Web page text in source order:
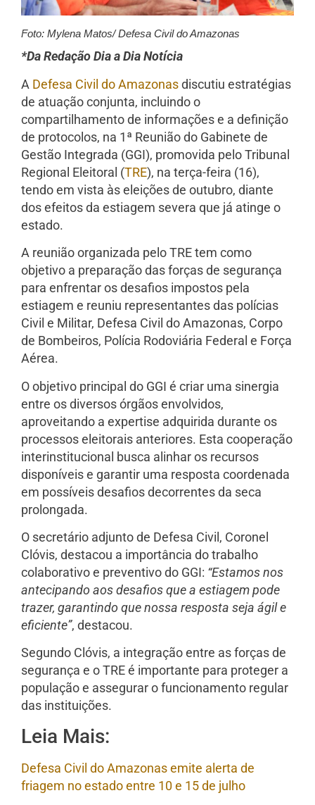
Foto: Mylena Matos/ Defesa Civil do Amazonas
*Da Redação Dia a Dia Notícia
A Defesa Civil do Amazonasdiscutiu estratégias
de atuação conjunta, incluindo o
compartilhamento de informações e a definição
de protocolos, na 1ª Reunião do Gabinete de
Gestão Integrada (GGI), promovida pelo Tribunal
Regional Eleitoral (TRE), na terça-feira (16),
tendo em vista às eleições de outubro, diante
dos efeitos da estiagem severa que já atinge o
estado.
A reunião organizada pelo TRE tem como
objetivo a preparação das forças de segurança
para enfrentar os desafios impostos pela
estiagem e reuniu representantes das polícias
Civil e Militar, Defesa Civil do Amazonas, Corpo
de Bombeiros, Polícia Rodoviária Federal e Força
Aérea.
O objetivo principal do GGI é criar uma sinergia
entre os diversos órgãos envolvidos,
aproveitando a expertise adquirida durante os
processos eleitorais anteriores. Esta cooperação
interinstitucional busca alinhar os recursos
disponíveis e garantir uma resposta coordenada
em possíveis desafios decorrentes da seca
prolongada.
O secretário adjunto de Defesa Civil, Coronel
Clóvis, destacou a importância do trabalho
colaborativo e preventivo do GGI: “Estamos nos
antecipando aos desafios que a estiagem pode
trazer, garantindo que nossa resposta seja ágil e
eficiente”, destacou.
Segundo Clóvis, a integração entre as forças de
segurança e o TRE é importante para proteger a
população e assegurar o funcionamento regular
das instituições.
Leia Mais:
Defesa Civil do Amazonas emite alerta de
friagem no estado entre 10 e 15 de julho